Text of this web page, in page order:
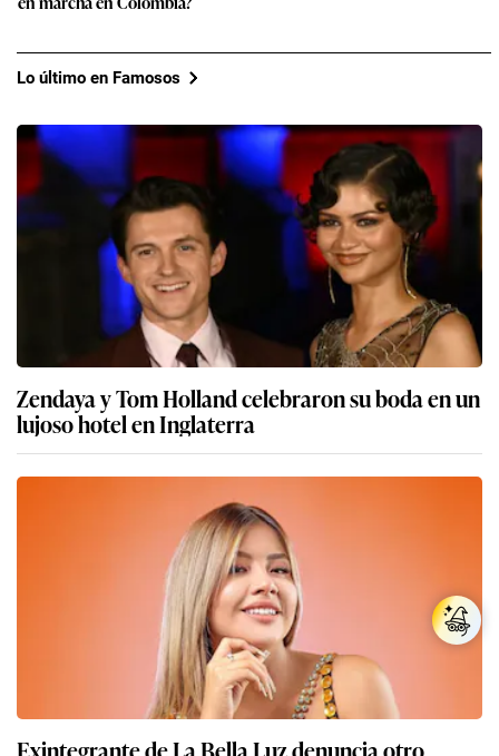
Lo último en Famosos
Zendaya y Tom Holland celebraron su boda en un
lujoso hotel en Inglaterra